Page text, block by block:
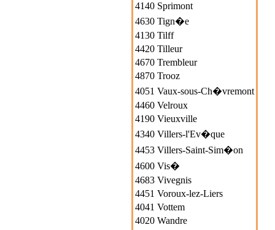
4140 Sprimont
4630 Tign�e
4130 Tilff
4420 Tilleur
4670 Trembleur
4870 Trooz
4051 Vaux-sous-Ch�vremont
4460 Velroux
4190 Vieuxville
4340 Villers-l'Ev�que
4453 Villers-Saint-Sim�on
4600 Vis�
4683 Vivegnis
4451 Voroux-lez-Liers
4041 Vottem
4020 Wandre